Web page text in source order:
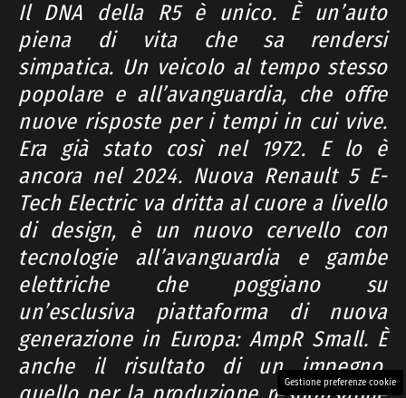
Il DNA della R5 è unico. È un’auto
piena di vita che sa rendersi
simpatica. Un veicolo al tempo stesso
popolare e all’avanguardia, che offre
nuove risposte per i tempi in cui vive.
Era già stato così nel 1972. E lo è
ancora nel 2024. Nuova Renault 5 E-
Tech Electric va dritta al cuore a livello
di design, è un nuovo cervello con
tecnologie all’avanguardia e gambe
elettriche che poggiano su
un’esclusiva piattaforma di nuova
generazione in Europa: AmpR Small. È
anche il risultato di un impegno,
Gestione preferenze cookie